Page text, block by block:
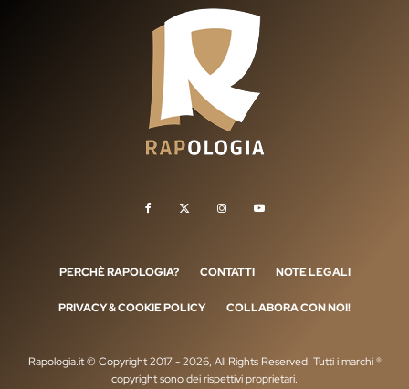
PERCHÈ RAPOLOGIA? CONTATTI NOTE LEGALI
PRIVACY & COOKIE POLICY COLLABORA CON NOI!
Rapologia.it © Copyright 2017 - 2026, All Rights Reserved. Tutti i marchi ®
copyright sono dei rispettivi proprietari.